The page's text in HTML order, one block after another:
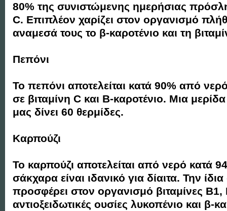
80% της συνιστώμενης ημερήσιας
C. Επιπλέον χαρίζει στον οργανισμό
αναμεσά τους το β-καροτένιο και τη
Πεπόνι
Το πεπόνι αποτελείται κατά 90% από
σε βιταμίνη C και Β-καροτένιο. Μια
μας δίνει 60 θερμίδες.
Καρπούζι
Το καρπούζι αποτελείται από νερό κατά
σάκχαρα είναι ιδανικό για δίαιτα. Την
προσφέρει στον οργανισμό βιταμίνες B1,
αντιοξειδωτικές ουσίες λυκοπένιο και β-